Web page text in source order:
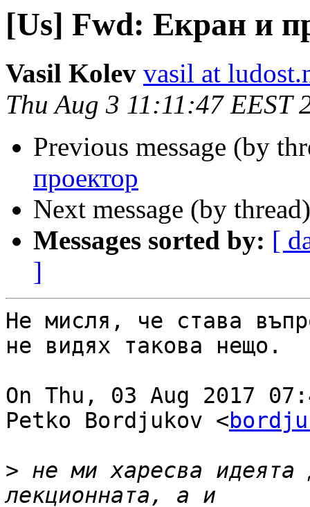
[Us] Fwd: Екран и
Vasil Kolev vasil at
Thu Aug 3 11:11:47 EEST
Previous message (by
проектор
Next message (by
Messages sorted by: [
]
Не мисля, че става
не видях такова нещо.
On Thu, 03 Aug 2017
Petko Bordjukov <
> не ми харесва идеята